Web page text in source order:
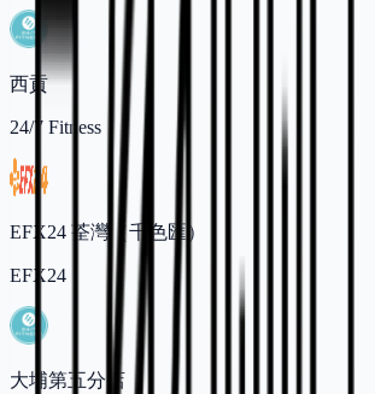
西貢
24/7 Fitness
EFX24 荃灣（千色匯）
EFX24
大埔第五分店